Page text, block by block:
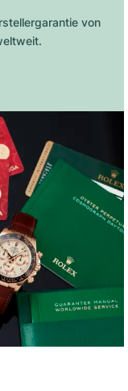
von